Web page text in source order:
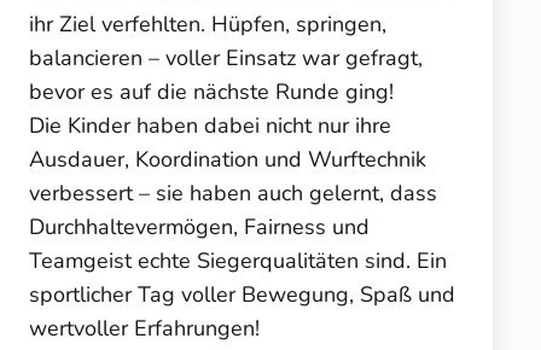
ihr Ziel verfehlten. Hüpfen, springen,
balancieren – voller Einsatz war gefragt,
bevor es auf die nächste Runde ging!
Die Kinder haben dabei nicht nur ihre
Ausdauer, Koordination und Wurftechnik
verbessert – sie haben auch gelernt, dass
Durchhaltevermögen, Fairness und
Teamgeist echte Siegerqualitäten sind. Ein
sportlicher Tag voller Bewegung, Spaß und
wertvoller Erfahrungen!